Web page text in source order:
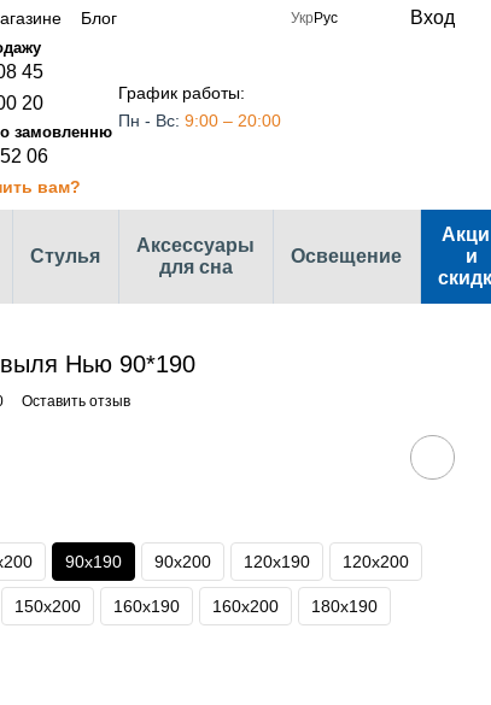
Блог
Укр Рус Вход
45
20
06
вам?
График работы:
Пн - Вс: 9:00 – 20:00
Стулья
Аксессуары
для сна
Освещение
и
Нью 90*190
Оставить отзыв
90х190 90х200 120х190 120х200
150х200 160х190 160х200 180х190